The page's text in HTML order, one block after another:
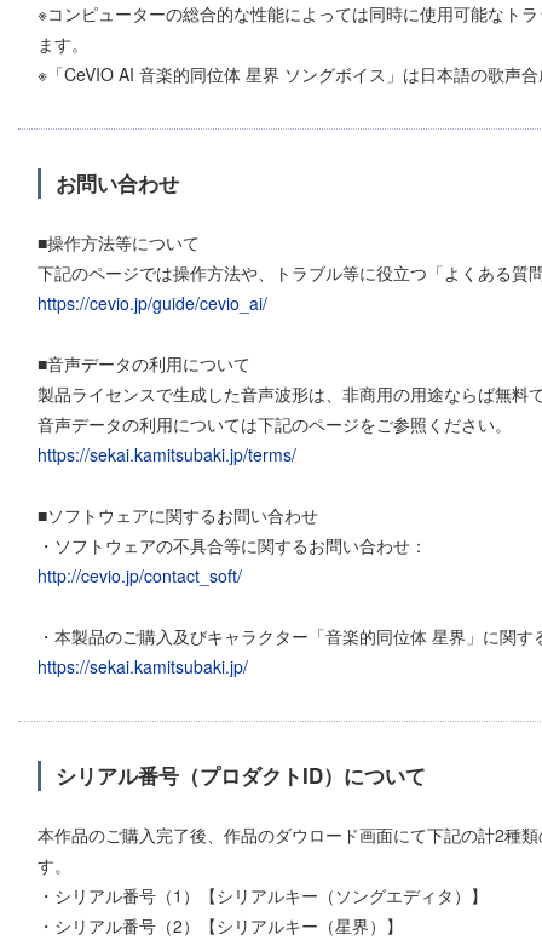
※コンピューターの総合的な性能によっては同時に使用可能なト
ます。
※「CeVIO AI 音楽的同位体 星界 ソングボイス」は日本語の歌声
お問い合わせ
■操作方法等について
下記のページでは操作方法や、トラブル等に役立つ「よくある質
https://cevio.jp/guide/cevio_ai/
■音声データの利用について
製品ライセンスで生成した音声波形は、非商用の用途ならば無料
音声データの利用については下記のページをご参照ください。
https://sekai.kamitsubaki.jp/terms/
■ソフトウェアに関するお問い合わせ
・ソフトウェアの不具合等に関するお問い合わせ：
http://cevio.jp/contact_soft/
・本製品のご購入及びキャラクター「音楽的同位体 星界」に関
https://sekai.kamitsubaki.jp/
シリアル番号（プロダクトID）について
本作品のご購入完了後、作品のダウロード画面にて下記の計2種
す。
・シリアル番号（1）【シリアルキー（ソングエディタ）】
・シリアル番号（2）【シリアルキー（星界）】